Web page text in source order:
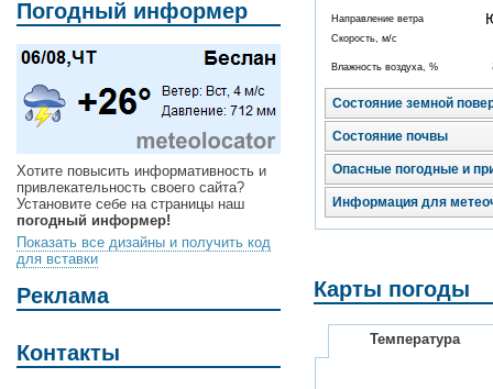
Погодный информер
Хотите повысить информативность и
привлекательность своего сайта?
Установите себе на страницы наш
погодный информер!
Показать все дизайны и получить код
для вставки
Реклама
Контакты
Направление ветра
Скорость, м/с
Влажность воздуха, %
Состояние земной
Состояние почвы
Опасные погодные и
Информация для
Карты погоды
Температура